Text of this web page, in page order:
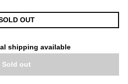
OUT
shipping available
Sold out